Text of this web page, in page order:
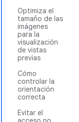
Optimiza el
tamaño de las
imágenes
para la
visualización
de vistas
previas
Cómo
controlar la
orientación
correcta
Evitar el